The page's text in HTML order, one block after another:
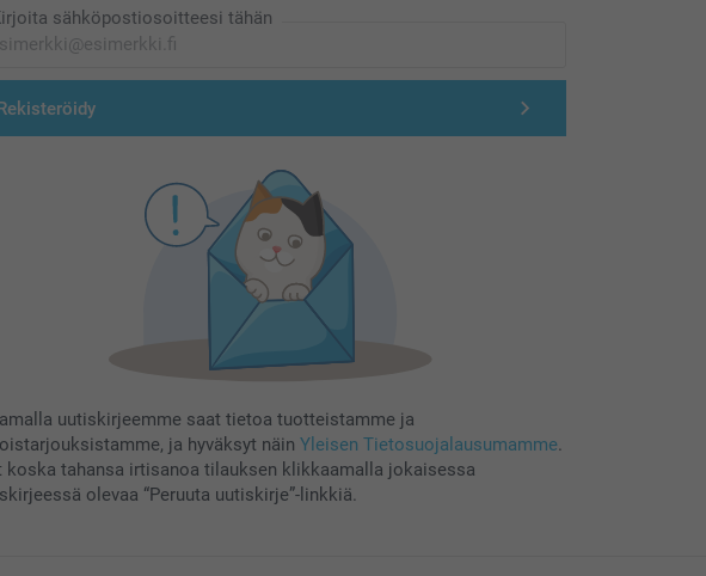
sähköpostiosoitteesi tähän
uutiskirjeemme saat tietoa tuotteistamme ja
ja hyväksyt näin Yleisen Tietosuojalausumamme.
koska tahansa irtisanoa tilauksen klikkaamalla jokaisessa
olevaa “Peruuta uutiskirje”-linkkiä.